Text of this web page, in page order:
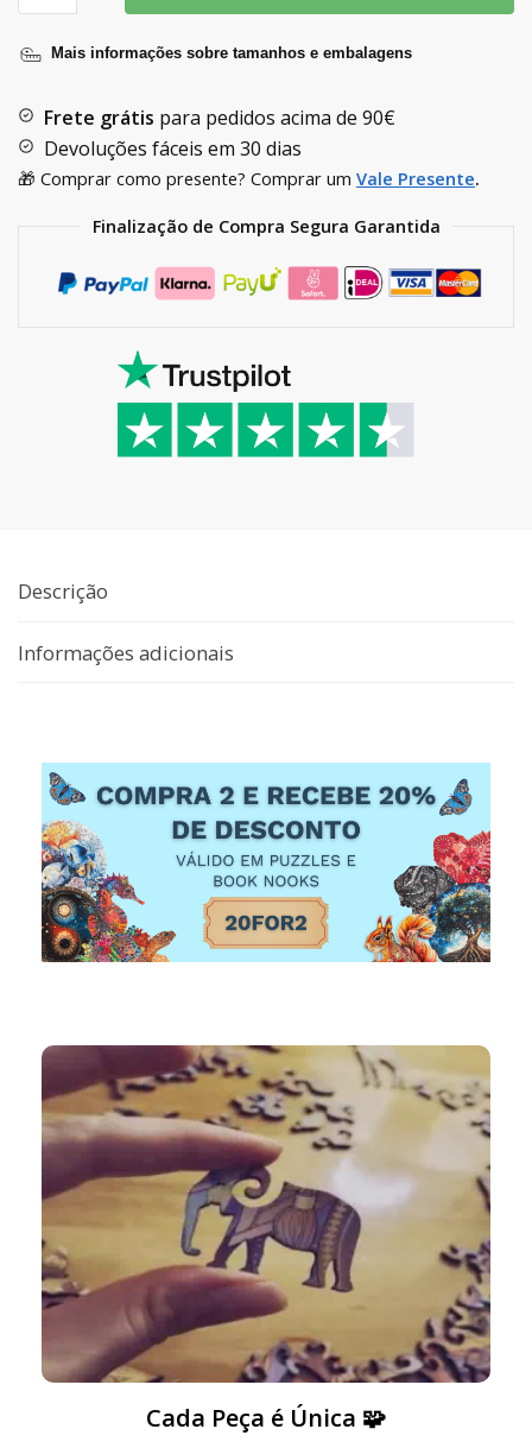
Mais informações sobre tamanhos e embalagens
Frete grátis para pedidos acima de 90€
Devoluções fáceis em 30 dias
🎁 Comprar como presente? Comprar um Vale Presente.
Finalização de Compra Segura Garantida
Descrição
Informações adicionais
Cada Peça é Única 🧩